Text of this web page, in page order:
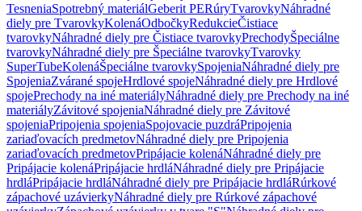
TesneniaSpotrebný materiálGeberit PERúryTvarovkyNáhradné
diely pre TvarovkyKolenáOdbočkyRedukcieČistiace
tvarovkyNáhradné diely pre Čistiace tvarovkyPrechodyŠpeciálne
tvarovkyNáhradné diely pre Špeciálne tvarovkyTvarovky
SuperTubeKolenáŠpeciálne tvarovkySpojeniaNáhradné diely pre
SpojeniaZvárané spojeHrdlové spojeNáhradné diely pre Hrdlové
spojePrechody na iné materiályNáhradné diely pre Prechody na iné
materiályZávitové spojeniaNáhradné diely pre Závitové
spojeniaPripojenia spojeniaSpojovacie puzdráPripojenia
zariaďovacích predmetovNáhradné diely pre Pripojenia
zariaďovacích predmetovPripájacie kolenáNáhradné diely pre
Pripájacie kolenáPripájacie hrdláNáhradné diely pre Pripájacie
hrdláPripájacie hrdláNáhradné diely pre Pripájacie hrdláRúrkové
zápachové uzávierkyNáhradné diely pre Rúrkové zápachové